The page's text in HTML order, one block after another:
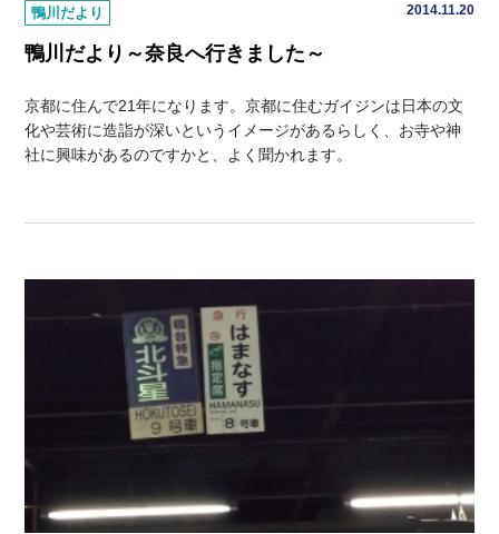
鴨川だより 2014.11.20
鴨川だより～奈良へ行きました～
京都に住んで21年になります。京都に住むガイジンは日本の文
化や芸術に造詣が深いというイメージがあるらしく、お寺や神
社に興味があるのですかと、よく聞かれます。